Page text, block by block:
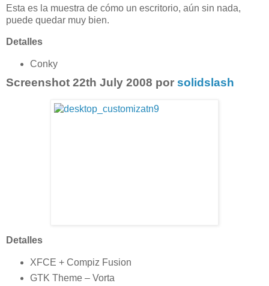
Esta es la muestra de cómo un escritorio, aún sin nada,
puede quedar muy bien.
Detalles
Conky
Screenshot 22th July 2008 por solidslash
Detalles
XFCE + Compiz Fusion
GTK Theme – Vorta